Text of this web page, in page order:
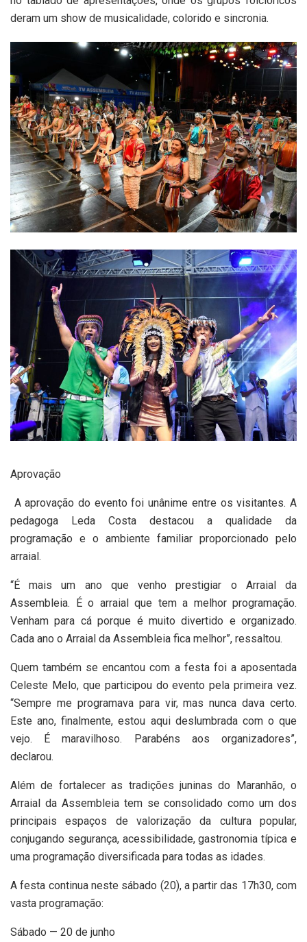
deram um show de musicalidade, colorido e sincronia.
Aprovação
A aprovação do evento foi unânime entre os visitantes. A
pedagoga Leda Costa destacou a qualidade da
programação e o ambiente familiar proporcionado pelo
arraial.
“É mais um ano que venho prestigiar o Arraial da
Assembleia. É o arraial que tem a melhor programação.
Venham para cá porque é muito divertido e organizado.
Cada ano o Arraial da Assembleia fica melhor”, ressaltou.
Quem também se encantou com a festa foi a aposentada
Celeste Melo, que participou do evento pela primeira vez.
“Sempre me programava para vir, mas nunca dava certo.
Este ano, finalmente, estou aqui deslumbrada com o que
vejo. É maravilhoso. Parabéns aos organizadores”,
declarou.
Além de fortalecer as tradições juninas do Maranhão, o
Arraial da Assembleia tem se consolidado como um dos
principais espaços de valorização da cultura popular,
conjugando segurança, acessibilidade, gastronomia típica e
uma programação diversificada para todas as idades.
A festa continua neste sábado (20), a partir das 17h30, com
vasta programação:
Sábado — 20 de junho